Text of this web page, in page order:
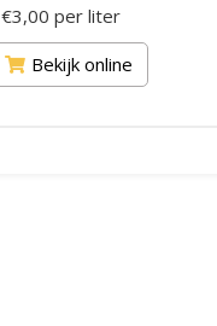
€3,00 per liter
Bekijk online